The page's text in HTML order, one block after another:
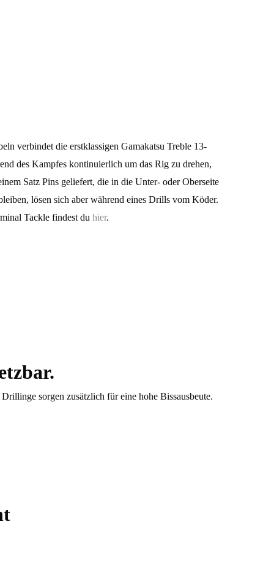
verbindet die erstklassigen Gamakatsu Treble 13-
des Kampfes kontinuierlich um das Rig zu drehen,
Satz Pins geliefert, die in die Unter- oder Oberseite
lösen sich aber während eines Drills vom Köder.
Tackle findest du hier.
sorgen zusätzlich für eine hohe Bissausbeute.